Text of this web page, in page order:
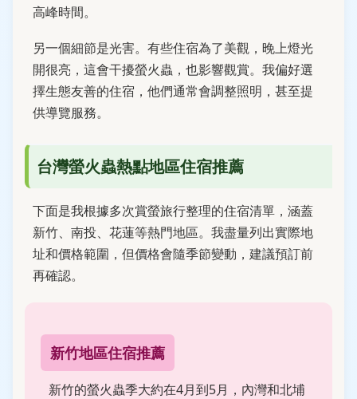
高峰時間。
另一個細節是光害。有些住宿為了美觀，晚上燈光
開很亮，這會干擾螢火蟲，也影響觀賞。我偏好選
擇生態友善的住宿，他們通常會調整照明，甚至提
供導覽服務。
台灣螢火蟲熱點地區住宿推薦
下面是我根據多次賞螢旅行整理的住宿清單，涵蓋
新竹、南投、花蓮等熱門地區。我盡量列出實際地
址和價格範圍，但價格會隨季節變動，建議預訂前
再確認。
新竹地區住宿推薦
新竹的螢火蟲季大約在4月到5月，內灣和北埔